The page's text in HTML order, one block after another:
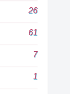
26
61
7
1